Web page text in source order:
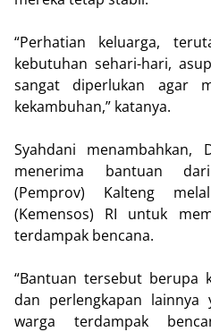
“Perhatian keluarga,
kebutuhan sehari-hari,
sangat diperlukan agar
kekambuhan,” katanya.
Syahdani menambahkan,
menerima bantuan
(Pemprov) Kalteng
(Kemensos) RI untuk
terdampak bencana.
“Bantuan tersebut berupa
dan perlengkapan lainnya
warga terdampak